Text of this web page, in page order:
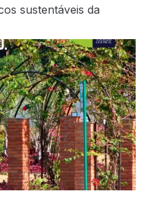
sustentáveis da